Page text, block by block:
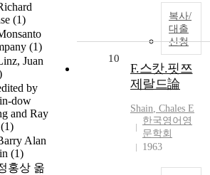
(1)
(1)
Juan
by
dow
and Ray
(1)
Alan
(1)
홍상 옮
복사/
대출
신청
10
F.스캇.핏쯔
제랄드論
Shain, Chales E
한국영어영
문학회
1963